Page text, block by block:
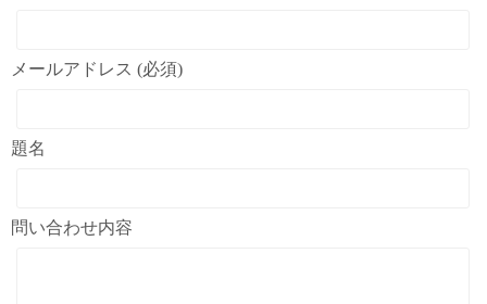
メールアドレス (必須)
題名
問い合わせ内容